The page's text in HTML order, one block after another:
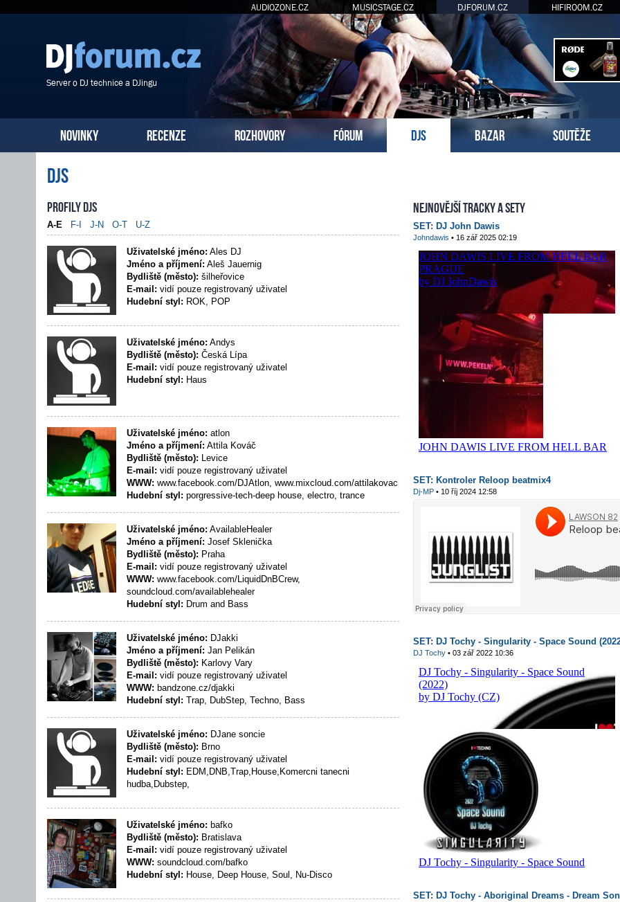
AUDIOZONE.CZ MUSICSTAGE.CZ DJFORUM.CZ HIFIROOM.CZ
Server o DJ technice a DJingu
NOVINKY RECENZE ROZHOVORY FÓRUM DJS BAZAR SOUTĚŽE
DJs
Nejnovější tracky a sety
SET: DJ John Dawis
Johndawis • 16 zář 2025 02:19
SET: Kontroler Reloop beatmix4
Dj-MP • 10 říj 2024 12:58
SET: DJ Tochy - Singularity - Space Sound
DJ Tochy • 03 zář 2022 10:36
SET: DJ Tochy - Aboriginal Dreams - Dream
Profily DJs
A-E F-I J-N O-T U-Z
Uživatelské jméno: Ales DJ
Jméno a příjmení: Aleš Jauernig
Bydliště (město): šilheřovice
E-mail: vidí pouze registrovaný uživatel
Hudební styl: ROK, POP
Uživatelské jméno: Andys
Bydliště (město): Česká Lípa
E-mail: vidí pouze registrovaný uživatel
Hudební styl: Haus
Uživatelské jméno: atlon
Jméno a příjmení: Attila Kováč
Bydliště (město): Levice
E-mail: vidí pouze registrovaný uživatel
WWW: www.facebook.com/DJAtlon, www.mixcloud.com/attilakovac
Hudební styl: porgressive-tech-deep house, electro, trance
Uživatelské jméno: AvailableHealer
Jméno a příjmení: Josef Sklenička
Bydliště (město): Praha
E-mail: vidí pouze registrovaný uživatel
WWW: www.facebook.com/LiquidDnBCrew,
soundcloud.com/availablehealer
Hudební styl: Drum and Bass
Uživatelské jméno: DJakki
Jméno a příjmení: Jan Pelikán
Bydliště (město): Karlovy Vary
E-mail: vidí pouze registrovaný uživatel
WWW: bandzone.cz/djakki
Hudební styl: Trap, DubStep, Techno, Bass
Uživatelské jméno: DJane soncie
Bydliště (město): Brno
E-mail: vidí pouze registrovaný uživatel
Hudební styl: EDM,DNB,Trap,House,Komercni tanecni
hudba,Dubstep,
Uživatelské jméno: bafko
Bydliště (město): Bratislava
E-mail: vidí pouze registrovaný uživatel
WWW: soundcloud.com/bafko
Hudební styl: House, Deep House, Soul, Nu-Disco